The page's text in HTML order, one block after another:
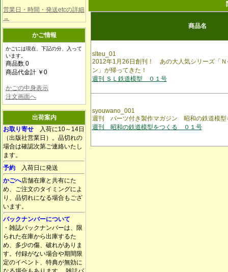
営業日・時間・発送etcの詳細
→
かご情報
かごには現在、下記の分、入って
います。
商品数 0
商品代金計 ￥0
かごの中身表示
注文画面へ
出荷案内
お取り寄せ 入荷に10～14日
（出版社営業日）。品切れの
場合は確認次第ご連絡いたし
ます。
予約 入荷日に発送
かごへ店舗在庫と共有にた
め、ご注文のタイミングによ
り、品切れになる場合もござ
います。
バックナンバーについて
・雑誌バックナンバーは、限
られた在庫から出庫するた
め、多少の傷、破れがありま
す。付録がない場合や期間限
定のイベント、特典が無効に
商品名
slteu_01
2012年1月26日創刊！ あの大人気シリーズ「Ｎ
ン」が帰ってきた！
週刊 ＳＬ鉄道模型 ０１号
syouwano_001
週刊 パーツ付き製作マガジン 昭和の鉄道模型
週刊 昭和の鉄道模型をつくる ０１号